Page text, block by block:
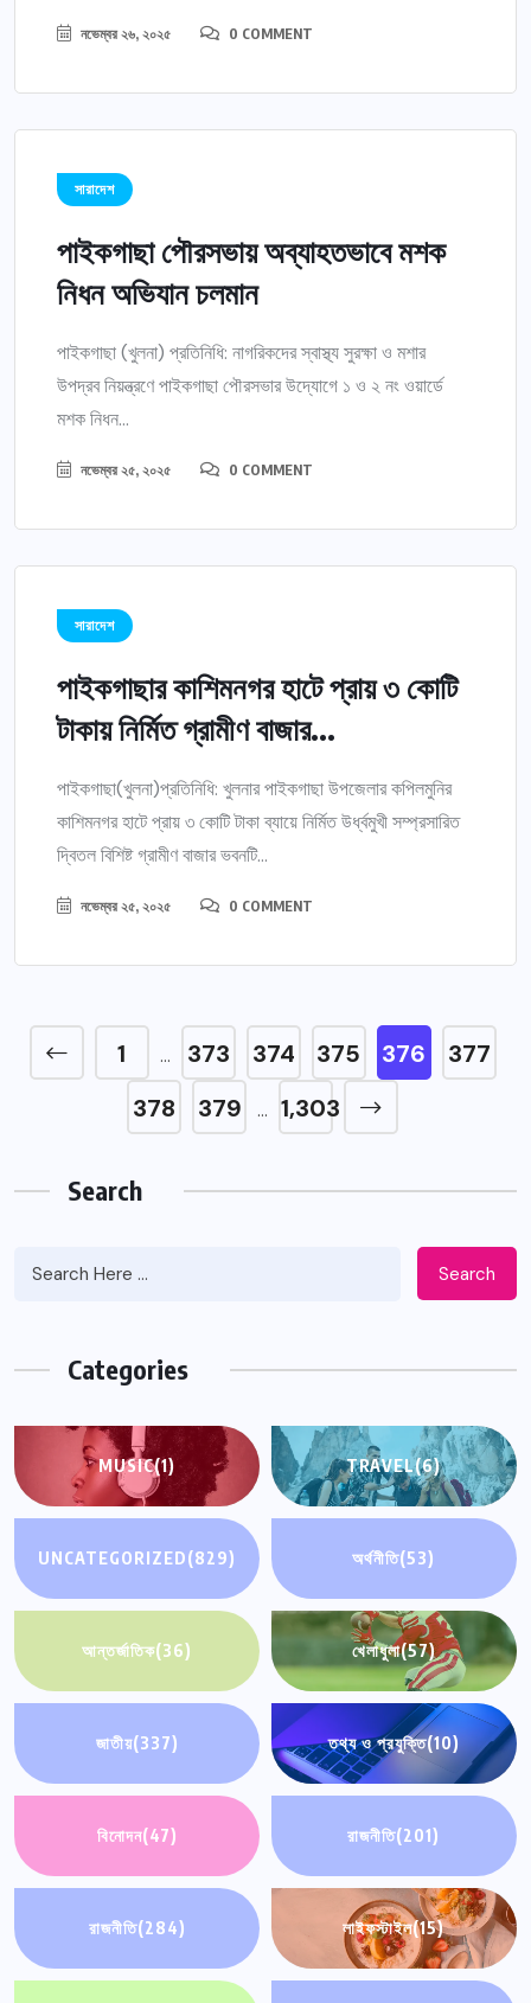
নভেম্বর ২৬, ২০২৫ 0 COMMENT
সারাদেশ
পাইকগাছা পৌরসভায় অব্যাহতভাবে মশক
নিধন অভিযান চলমান
পাইকগাছা (খুলনা) প্রতিনিধি: নাগরিকদের স্বাস্থ্য সুরক্ষা ও মশার
উপদ্রব নিয়ন্ত্রণে পাইকগাছা পৌরসভার উদ্যোগে ১ ও ২ নং ওয়ার্ডে
মশক নিধন...
নভেম্বর ২৫, ২০২৫ 0 COMMENT
সারাদেশ
পাইকগাছার কাশিমনগর হাটে প্রায় ৩ কোটি
টাকায় নির্মিত গ্রামীণ বাজার...
পাইকগাছা(খুলনা)প্রতিনিধি: খুলনার পাইকগাছা উপজেলার কপিলমুনির
কাশিমনগর হাটে প্রায় ৩ কোটি টাকা ব্যায়ে নির্মিত উর্ধ্বমুখী সম্প্রসারিত
দ্বিতল বিশিষ্ট গ্রামীণ বাজার ভবনটি...
নভেম্বর ২৫, ২০২৫ 0 COMMENT
1 … 373 374 375 376
377
378
379 … 1,303
Search
Search
Categories
MUSIC(1) TRAVEL(6)
UNCATEGORIZED(829) অর্থনীতি(53)
আন্তর্জাতিক(36) খেলাধুলা(57)
জাতীয়(337) তথ্য ও প্রযুক্তি(10)
বিনোদন(47) রাজনীতি(201)
রাজনীতি(284) লাইফস্টাইল(15)